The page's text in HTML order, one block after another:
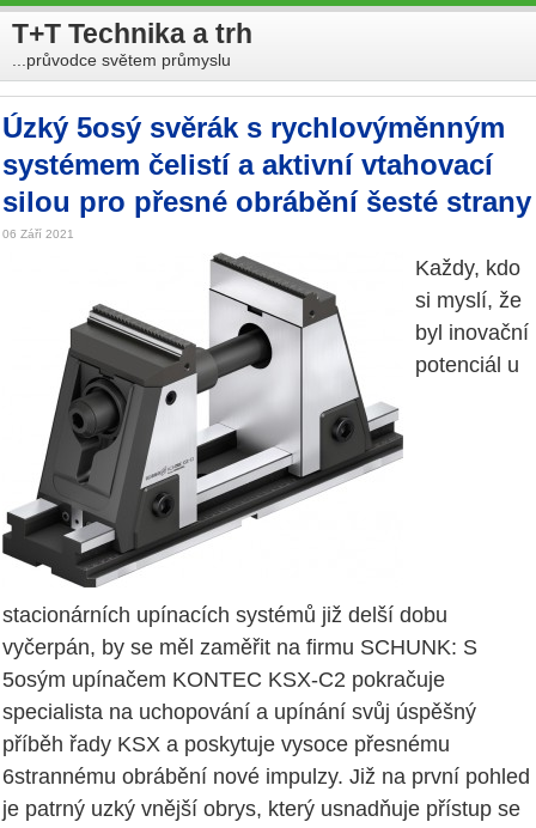
T+T Technika a trh
...průvodce světem průmyslu
Úzký 5osý svěrák s rychlovýměnným
systémem čelistí a aktivní vtahovací
silou pro přesné obrábění šesté strany
06 Září 2021
Každy, kdo
si myslí, že
byl inovační
potenciál u
stacionárních upínacích systémů již delší dobu
vyčerpán, by se měl zaměřit na firmu SCHUNK: S
5osým upínačem KONTEC KSX-C2 pokračuje
specialista na uchopování a upínání svůj úspěšný
příběh řady KSX a poskytuje vysoce přesnému
6strannému obrábění nové impulzy. Již na první pohled
je patrný uzký vnější obrys, který usnadňuje přístup se